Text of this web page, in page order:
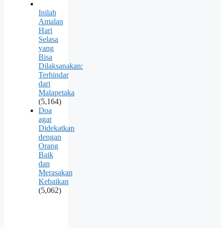
Inilah
Amalan
Hari
Selasa
yang
Bisa
Dilaksanakan:
Terhindar
dari
Malapetaka
(5,164)
Doa
agar
Didekatkan
dengan
Orang
Baik
dan
Merasakan
Kebaikan
(5,062)